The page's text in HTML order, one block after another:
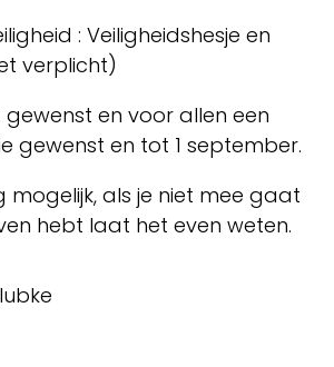
: Veiligheidshesje en
verplicht)
gewenst en voor allen een
gewenst en tot 1 september.
mogelijk, als je niet mee gaat
hebt laat het even weten.